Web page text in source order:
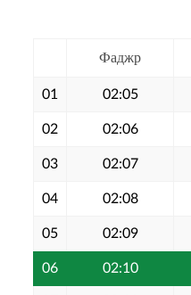
Фаджр
01 02:05
02 02:06
03 02:07
04 02:08
05 02:09
06 02:10